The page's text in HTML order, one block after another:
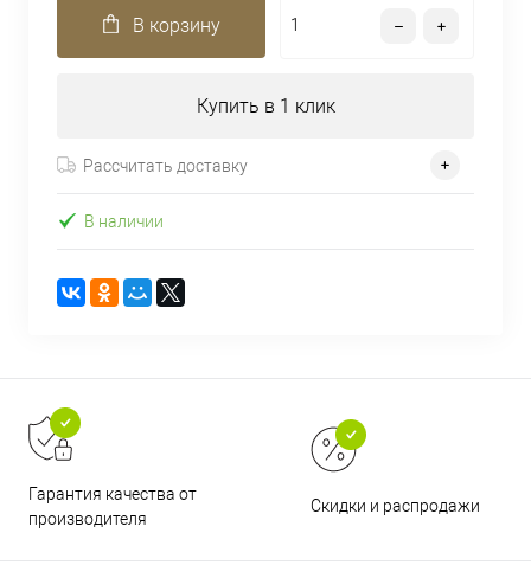
В корзину
Купить в 1 клик
Рассчитать доставку
В наличии
Гарантия качества от
производителя
Скидки и распродажи